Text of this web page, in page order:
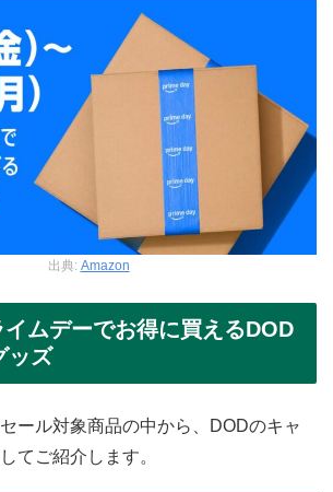
出典: Amazon
ムデーでお得に買えるDOD
ッズ
ール対象商品の中から、DODのキャ
てご紹介します。